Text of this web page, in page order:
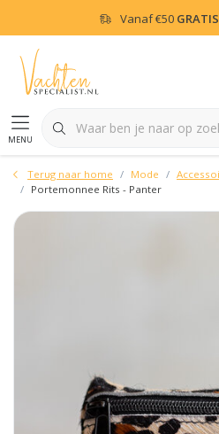
Vanaf€50 GRATIS
menu
Terug naar home Mode
Portemonnee Rits - Panter